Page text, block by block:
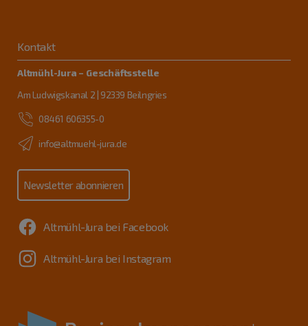
Kontakt
Altmühl-Jura – Geschäftsstelle
Am Ludwigskanal 2 | 92339 Beilngries
08461 606355-0
info@altmuehl-jura.de
Newsletter abonnieren
Altmühl-Jura bei Facebook
Altmühl-Jura bei Instagram